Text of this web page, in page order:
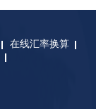
在线汇率换算